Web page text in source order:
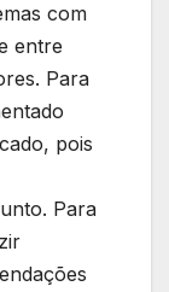
com
entre
Para
pois
Para